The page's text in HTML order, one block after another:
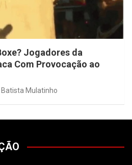
Jogadores da
Com Provocação ao
Mulatinho